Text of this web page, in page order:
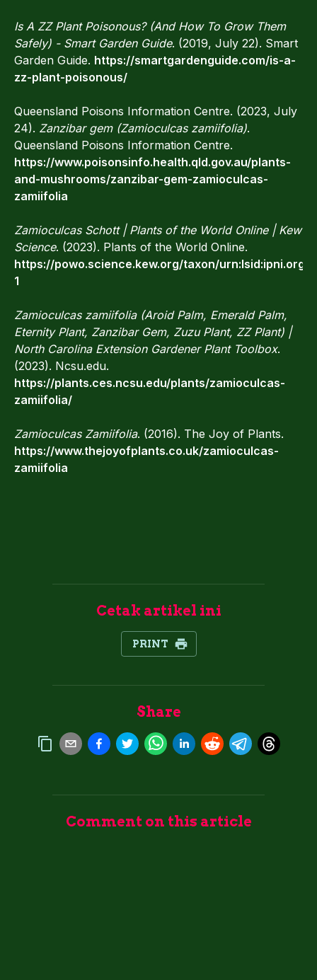
Is A ZZ Plant Poisonous? (And How To Grow Them
Safely) - Smart Garden Guide. (2019, July 22). Smart
Garden Guide. https://smartgardenguide.com/is-a-
zz-plant-poisonous/
Queensland Poisons Information Centre. (2023, July
24). Zanzibar gem (Zamioculcas zamiifolia).
Queensland Poisons Information Centre.
https://www.poisonsinfo.health.qld.gov.au/plants-
and-mushrooms/zanzibar-gem-zamioculcas-
zamiifolia
Zamioculcas Schott | Plants of the World Online | Kew
Science. (2023). Plants of the World Online.
https://powo.science.kew.org/taxon/
1
Zamioculcas zamiifolia (Aroid Palm, Emerald Palm,
Eternity Plant, Zanzibar Gem, Zuzu Plant, ZZ Plant) |
North Carolina Extension Gardener Plant Toolbox.
(2023). Ncsu.edu.
https://plants.ces.ncsu.edu/plants/zamioculcas-
zamiifolia/
Zamioculcas Zamiifolia. (2016). The Joy of Plants.
https://www.thejoyofplants.co.uk/zamioculcas-
zamiifolia‌
Cetak artikel ini
PRINT
Share
Comment on this article